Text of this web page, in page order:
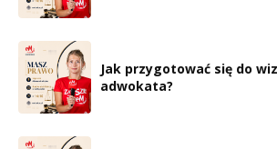
Jak przygotować się do
adwokata?